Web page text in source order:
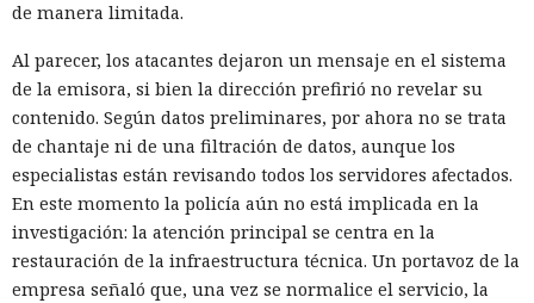
de manera limitada.
Al parecer, los atacantes dejaron un mensaje en el sistema
de la emisora, si bien la dirección prefirió no revelar su
contenido. Según datos preliminares, por ahora no se trata
de chantaje ni de una filtración de datos, aunque los
especialistas están revisando todos los servidores afectados.
En este momento la policía aún no está implicada en la
investigación: la atención principal se centra en la
restauración de la infraestructura técnica. Un portavoz de la
empresa señaló que, una vez se normalice el servicio, la